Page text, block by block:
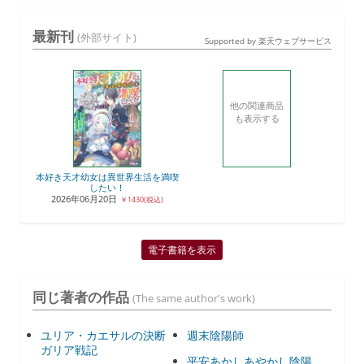
最新刊 (外部サイト) Supported by 楽天ウェブサービス
本好き天才幼女は異世界生活を満喫
したい！
2026年06月20日
￥1430(税込)
他の関連商品
も表示する
電子書籍を表示
同じ著者の作品 (The same author's work)
ユリア・カエサルの決断
ガリア戦記
週末陰陽師